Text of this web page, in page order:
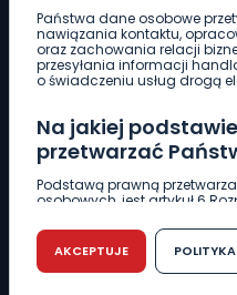
Państwa dane osobowe
nawiązania kontaktu,
oraz zachowania relacji
przesyłania informacji
o świadczeniu usług drogą
Na jakiej
przetwarzać
Podstawą prawną
osobowych, jest artykuł 6
r. w sprawie ochrony osób
przetwarzaniem danych
swobodnego przepływu
dyrektywy 95/46/WE (RODO).
AKCEPTUJE
REDAKCJA
62 735 22 22
DZIAŁ REKLAMY
62 735 01 85
WIADOMOŚCI
CIEKAWOSTKI